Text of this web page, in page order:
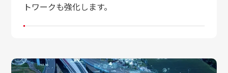
トワークも強化します。